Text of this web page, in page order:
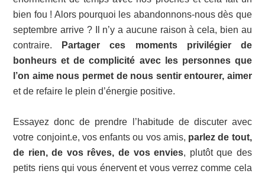
bien fou ! Alors pourquoi les abandonnons-nous dès que
septembre arrive ? Il n’y a aucune raison à cela, bien au
contraire.
Partager ces moments privilégier de
bonheurs et de complicité avec les personnes que
l’on aime nous permet de nous sentir entourer, aimer
et de refaire le plein d’énergie positive.
Essayez donc de prendre l’habitude de discuter avec
votre conjoint.e, vos enfants ou vos amis, parlez de tout,
de rien, de vos rêves, de vos envies, plutôt que des
petits riens qui vous énervent et vous verrez comme cela